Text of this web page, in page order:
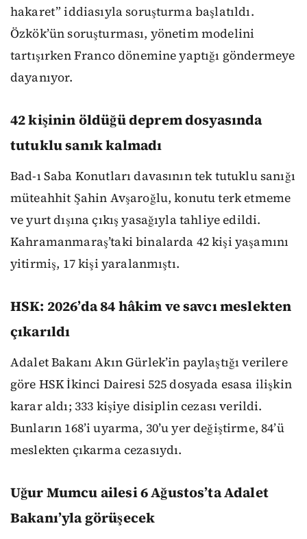
hakaret” iddiasıyla soruşturma başlatıldı.
Özkök’ün soruşturması, yönetim modelini
tartışırken Franco dönemine yaptığı göndermeye
dayanıyor.
42 kişinin öldüğü deprem dosyasında
tutuklu sanık kalmadı
Bad-ı Saba Konutları davasının tek tutuklu sanığı
müteahhit Şahin Avşaroğlu, konutu terk etmeme
ve yurt dışına çıkış yasağıyla tahliye edildi.
Kahramanmaraş’taki binalarda 42 kişi yaşamını
yitirmiş, 17 kişi yaralanmıştı.
HSK: 2026’da 84 hâkim ve savcı meslekten
çıkarıldı
Adalet Bakanı Akın Gürlek’in paylaştığı verilere
göre HSK İkinci Dairesi 525 dosyada esasa ilişkin
karar aldı; 333 kişiye disiplin cezası verildi.
Bunların 168’i uyarma, 30’u yer değiştirme, 84’ü
meslekten çıkarma cezasıydı.
Uğur Mumcu ailesi 6 Ağustos’ta Adalet
Bakanı’yla görüşecek